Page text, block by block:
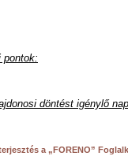
pontok:
döntést igénylő
a „FORENO”